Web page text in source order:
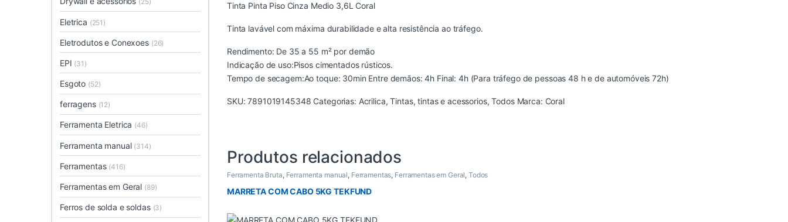
Tinta Pinta Piso Cinza Medio 3,6L Coral
Tinta lavável com máxima durabilidade e alta resistência ao tráfego.
Rendimento: De 35 a 55 m² por demão
Indicação de uso:Pisos cimentados rústicos.
Tempo de secagem:Ao toque: 30min Entre demãos: 4h Final: 4h (Para tráfego de pessoas 48 h e de automóveis 72h)
SKU:7891019145348 Categorias: Acrilica,Tintas,tintas e acessorios,Todos Marca: Coral
Produtos relacionados
Ferramenta Bruta, Ferramenta manual, Ferramentas, Ferramentas em Geral, Todos
MARRETA COM CABO 5KG TEKFUND
Eletrica (251)
Eletrodutos e Conexoes (26)
EPI (31)
Esgoto (52)
ferragens (12)
Ferramenta Eletrica (46)
Ferramenta manual (314)
Ferramentas (416)
Ferramentas em Geral (89)
Ferros de solda e soldas (3)